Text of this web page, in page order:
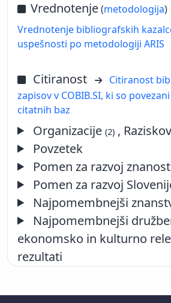
Vrednotenje(metodologija)
Vrednotenje bibliografskih
uspešnosti po metodologiji ARIS
Citiranost
Citiranost
zapisov v COBIB.SI, ki so
citatnih baz
Organizacije(2) ,
Povzetek
Pomen za razvoj
Pomen za razvoj
Najpomembnejši
Najpomembnejši
ekonomsko in kulturno
rezultati